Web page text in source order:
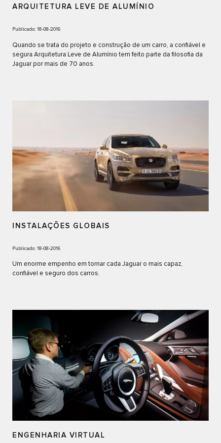
ARQUITETURA LEVE DE ALUMÍNIO
Publicado: 18-08-2016
Quando se trata do projeto e construção de um carro, a confiável e
segura Arquitetura Leve de Alumínio tem feito parte da filosofia da
Jaguar por mais de 70 anos.
INSTALAÇÕES GLOBAIS
Publicado: 18-08-2016
Um enorme empenho em tornar cada Jaguar o mais capaz,
confiável e seguro dos carros.
ENGENHARIA VIRTUAL